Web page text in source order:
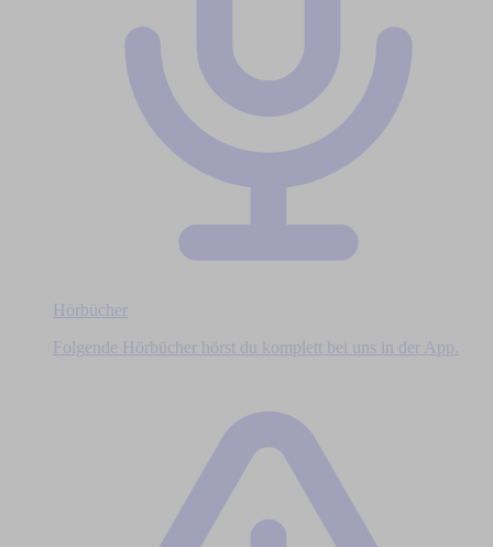
Hörbücher
Folgende Hörbücher hörst du komplett bei uns in der App.